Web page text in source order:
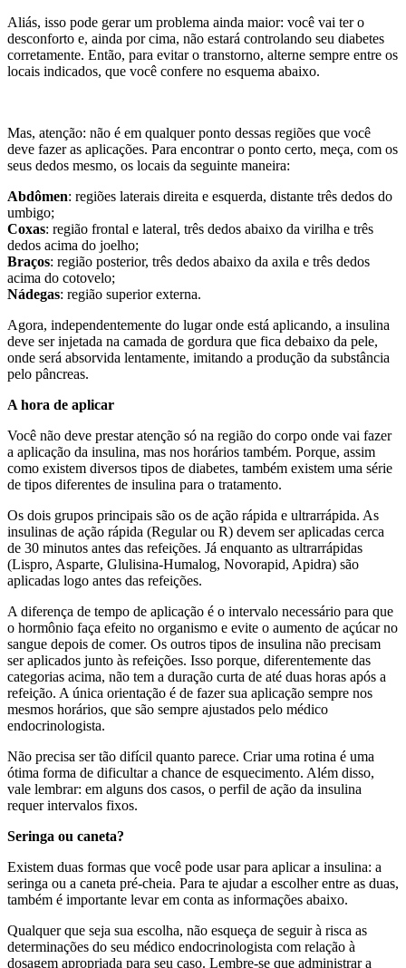
Aliás, isso pode gerar um problema ainda maior: você vai ter o
desconforto e, ainda por cima, não estará controlando seu diabetes
corretamente. Então, para evitar o transtorno, alterne sempre entre os
locais indicados, que você confere no esquema abaixo.
Mas, atenção: não é em qualquer ponto dessas regiões que você
deve fazer as aplicações. Para encontrar o ponto certo, meça, com os
seus dedos mesmo, os locais da seguinte maneira:
Abdômen: regiões laterais direita e esquerda, distante três dedos do
umbigo;
Coxas: região frontal e lateral, três dedos abaixo da virilha e três
dedos acima do joelho;
Braços: região posterior, três dedos abaixo da axila e três dedos
acima do cotovelo;
Nádegas: região superior externa.
Agora, independentemente do lugar onde está aplicando, a insulina
deve ser injetada na camada de gordura que fica debaixo da pele,
onde será absorvida lentamente, imitando a produção da substância
pelo pâncreas.
A hora de aplicar
Você não deve prestar atenção só na região do corpo onde vai fazer
a aplicação da insulina, mas nos horários também. Porque, assim
como existem diversos tipos de diabetes, também existem uma série
de tipos diferentes de insulina para o tratamento.
Os dois grupos principais são os de ação rápida e ultrarrápida. As
insulinas de ação rápida (Regular ou R) devem ser aplicadas cerca
de 30 minutos antes das refeições. Já enquanto as ultrarrápidas
(Lispro, Asparte, Glulisina-Humalog, Novorapid, Apidra) são
aplicadas logo antes das refeições.
A diferença de tempo de aplicação é o intervalo necessário para que
o hormônio faça efeito no organismo e evite o aumento de açúcar no
sangue depois de comer. Os outros tipos de insulina não precisam
ser aplicados junto às refeições. Isso porque, diferentemente das
categorias acima, não tem a duração curta de até duas horas após a
refeição. A única orientação é de fazer sua aplicação sempre nos
mesmos horários, que são sempre ajustados pelo médico
endocrinologista.
Não precisa ser tão difícil quanto parece. Criar uma rotina é uma
ótima forma de dificultar a chance de esquecimento. Além disso,
vale lembrar: em alguns dos casos, o perfil de ação da insulina
requer intervalos fixos.
Seringa ou caneta?
Existem duas formas que você pode usar para aplicar a insulina: a
seringa ou a caneta pré-cheia. Para te ajudar a escolher entre as duas,
também é importante levar em conta as informações abaixo.
Qualquer que seja sua escolha, não esqueça de seguir à risca as
determinações do seu médico endocrinologista com relação à
dosagem apropriada para seu caso. Lembre-se que administrar a